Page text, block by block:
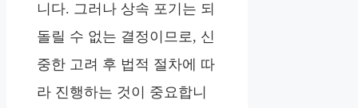
니다. 그러나 상속 포기는 되
돌릴 수 없는 결정이므로, 신
중한 고려 후 법적 절차에 따
라 진행하는 것이 중요합니